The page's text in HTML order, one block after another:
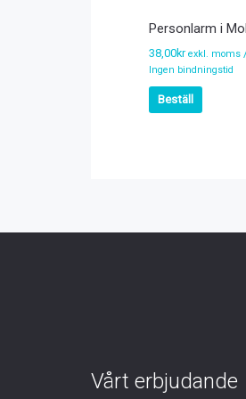
Personlarm i
38,00kr exkl. moms
Ingen bindningstid
Beställ
Vårt erbjudande